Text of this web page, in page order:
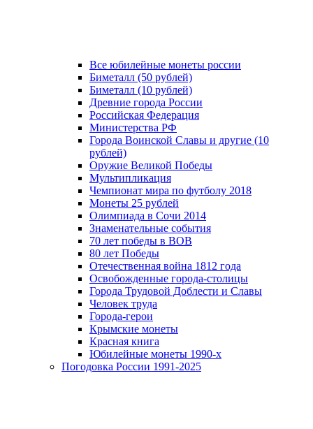
Все юбилейные монеты россии
Биметалл (50 рублей)
Биметалл (10 рублей)
Древние города России
Российская Федерация
Министерства РФ
Города Воинской Славы и другие (10
рублей)
Оружие Великой Победы
Мультипликация
Чемпионат мира по футболу 2018
Монеты 25 рублей
Олимпиада в Сочи 2014
Знаменательные события
70 лет победы в ВОВ
80 лет Победы
Отечественная война 1812 года
Освобожденные города-столицы
Города Трудовой Доблести и Славы
Человек труда
Города-герои
Крымские монеты
Красная книга
Юбилейные монеты 1990-х
Погодовка России 1991-2025